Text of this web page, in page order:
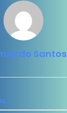
Santos